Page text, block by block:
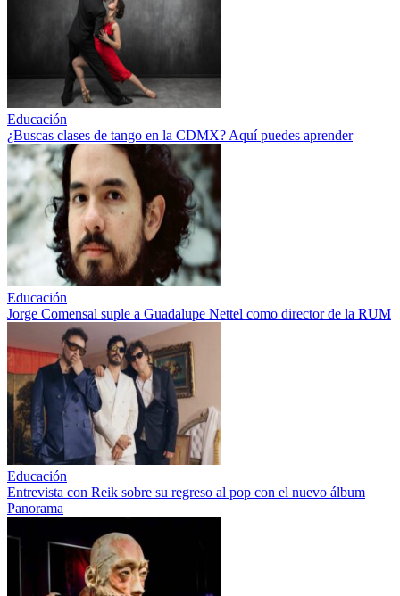
Educación
¿Buscas clases de tango en la CDMX? Aquí puedes aprender
Educación
Jorge Comensal suple a Guadalupe Nettel como director de la RUM
Educación
Entrevista con Reik sobre su regreso al pop con el nuevo álbum
Panorama